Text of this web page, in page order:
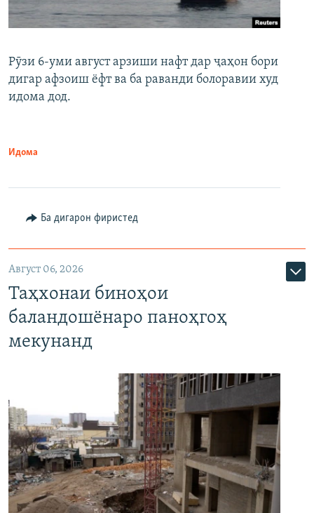
Рӯзи 6-уми август арзиши нафт дар ҷаҳон бори
дигар афзоиш ёфт ва ба раванди болоравии худ
идома дод.
Идома
Ба дигарон фиристед
Август 06, 2026
Таҳхонаи биноҳои
баландошёнаро паноҳгоҳ
мекунанд